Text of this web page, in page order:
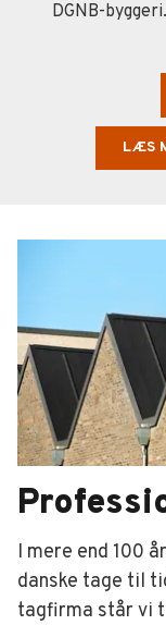
DGNB-byggeri.
LÆS
I mere end 100
danske tage til
tagfirma står vi